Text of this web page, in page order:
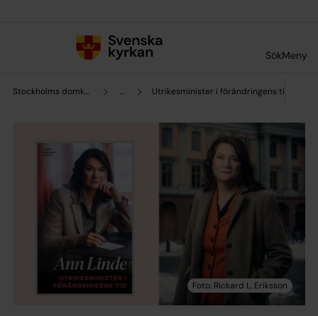
SökMeny
Stockholms domkyrkoförsamling ... Utrikesminister i förändringens tid